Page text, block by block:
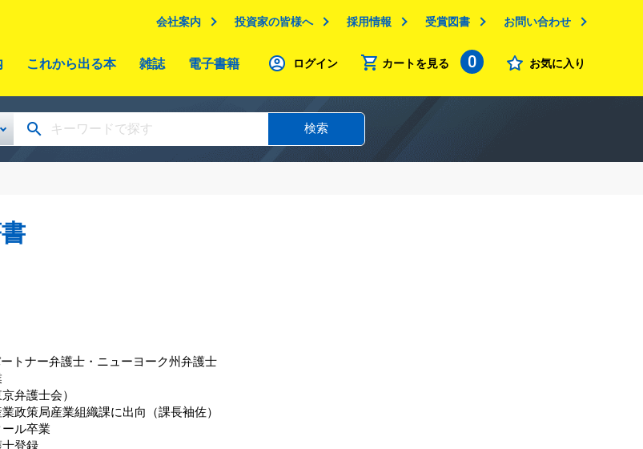
会社案内 投資家の皆様へ 採用情報 受賞図書 お問い合わせ
これから出る本 雑誌 電子書籍 ログイン カートを見る 0 お気に入り
検索
トナー弁護士・ニューヨーク州弁護士
弁護士会）
策局産業組織課に出向（課長袖佐）
ル卒業
登録